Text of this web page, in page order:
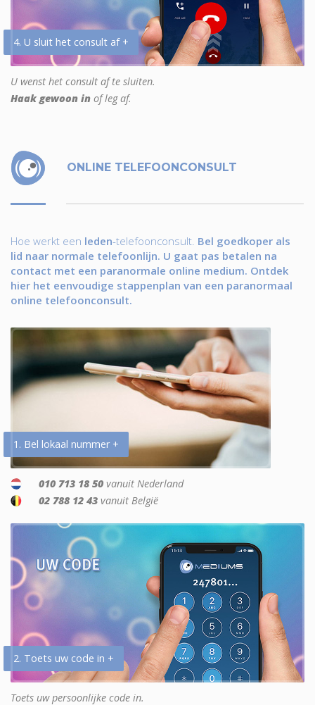
4. U sluit het consult af +
U wenst het consult af te sluiten.
Haak gewoon in of leg af.
ONLINE TELEFOONCONSULT
Hoe werkt een leden-telefoonconsult. Bel goedkoper als
lid naar normale telefoonlijn. U gaat pas betalen na
contact met een paranormale online medium. Ontdek
hier het eenvoudige stappenplan van een paranormaal
online telefoonconsult.
1. Bel lokaal nummer +
010 713 18 50 vanuit Nederland
02 788 12 43 vanuit België
2. Toets uw code in +
Toets uw persoonlijke code in.